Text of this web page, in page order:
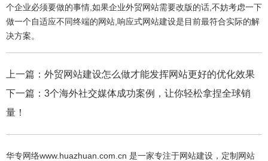
个企业必须要做的事情,如果企业外贸网站需要改版的话,不妨考虑一下
做一个自适应不同终端的网站,响应式网站建设是目前最符合实际的解
决方案。
上一篇： 外贸网站建设怎么做才能发挥网站更好的优化效果
下一篇： 3个海外社交媒体成功案例，让你轻松拿捏全球销
量！
华专网络www.huazhuan.com.cn 是一家专注于网站建设，定制网站